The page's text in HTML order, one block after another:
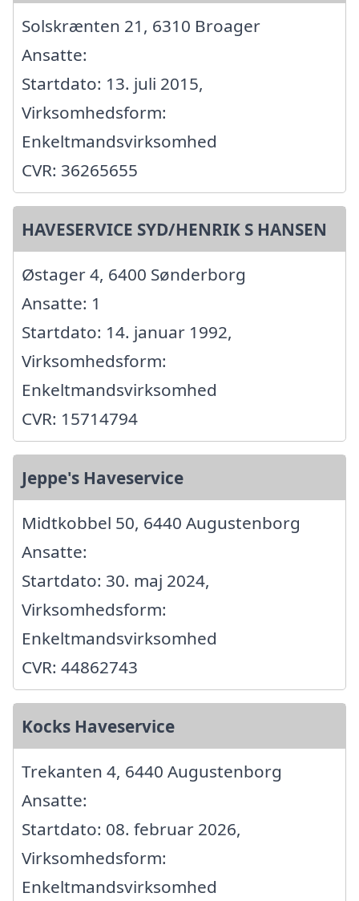
Solskrænten 21, 6310 Broager
Ansatte:
Startdato: 13. juli 2015,
Virksomhedsform:
Enkeltmandsvirksomhed
CVR: 36265655
HAVESERVICE SYD/HENRIK S HANSEN
Østager 4, 6400 Sønderborg
Ansatte: 1
Startdato: 14. januar 1992,
Virksomhedsform:
Enkeltmandsvirksomhed
CVR: 15714794
Jeppe's Haveservice
Midtkobbel 50, 6440 Augustenborg
Ansatte:
Startdato: 30. maj 2024,
Virksomhedsform:
Enkeltmandsvirksomhed
CVR: 44862743
Kocks Haveservice
Trekanten 4, 6440 Augustenborg
Ansatte:
Startdato: 08. februar 2026,
Virksomhedsform:
Enkeltmandsvirksomhed